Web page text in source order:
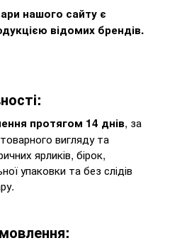
нашого сайту є
відомих брендів.
протягом 14 днів, за
вигляду та
ярликів, бірок,
упаковки та без слідів